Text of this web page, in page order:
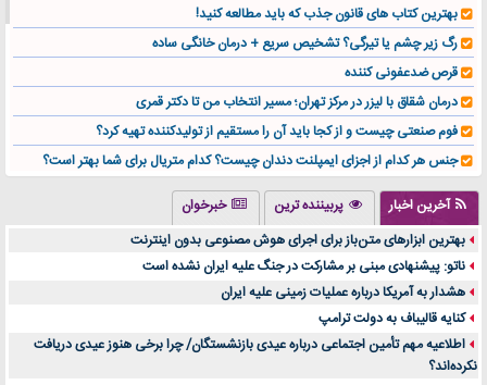
بهترین کتاب های قانون جذب که باید مطالعه کنید!
رگ زیر چشم یا تیرگی؟ تشخیص سریع + درمان خانگی ساده
قرص ضدعفونی کننده
درمان شقاق با لیزر در مرکز تهران؛ مسیر انتخاب من تا دکتر قمری
فوم صنعتی چیست و از کجا باید آن را مستقیم از تولیدکننده تهیه کرد؟
جنس هر کدام از اجزای ایمپلنت دندان چیست؟ کدام متریال برای شما بهتر است؟
تولید لیوان کاغذی یک کسب‌ و کار پر سود و رو‌ به‌ رشد در بازار ایران
درد زانو بعد از تمرین با تردمیل؟ شاید مشکل از این انتخاب باشد
آینده موسیقی هم‌اکنون در اینجاست
بهترین راه تبلیغات کلینیک زیبایی و افزایش مشتری کدام است؟
مقایسه قالب آسترا با وودمارت و فلت‌سام (فارسی)
خرید سمعک کارکرده یا دست دوم | نکات مهم قبل از تصمیم‌گیری
خرید و فروش قطعات سرور دست دوم در ماهان شبکه ایرانیان
آخرین اخبار پربیننده ترین
خبرخوان
بهترین ابزارهای متن‌باز برای اجرای هوش مصنوعی بدون اینترنت
ناتو: پیشنهادی مبنی بر مشارکت در جنگ علیه ایران نشده است
هشدار به آمریکا درباره عملیات زمینی علیه ایران
کنایه قالیباف به دولت ترامپ
اطلاعیه مهم تأمین اجتماعی درباره عیدی بازنشستگان/ چرا برخی هنوز عیدی دریافت
نکرده‌اند؟